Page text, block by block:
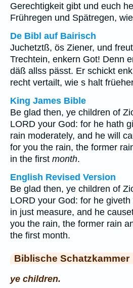
Gerechtigkeit gibt und euch
Frühregen und Spätregen,
De Bibl auf Bairisch
Juchetztß, ös Ziener, und
Trechtein, enkern Got! Denn
däß allss pässt. Er schickt
recht vertailt, wie s halt
King James Bible
Be glad then, ye children of
LORD your God: for he hath
rain moderately, and he will
for you the rain, the former
in the first month.
English Revised Version
Be glad then, ye children of
LORD your God: for he
in just measure, and he
you the rain, the former rain
the first month.
Biblische Schatzkammer
ye children.